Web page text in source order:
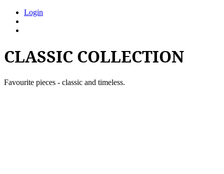
Login
CLASSIC COLLECTION
Favourite pieces - classic and timeless.